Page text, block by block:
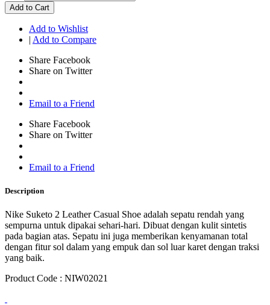
Add to Cart
Add to Wishlist
| Add to Compare
Share Facebook
Share on Twitter
Email to a Friend
Share Facebook
Share on Twitter
Email to a Friend
Description
Nike Suketo 2 Leather Casual Shoe adalah sepatu rendah yang
sempurna untuk dipakai sehari-hari. Dibuat dengan kulit sintetis
pada bagian atas. Sepatu ini juga memberikan kenyamanan total
dengan fitur sol dalam yang empuk dan sol luar karet dengan traksi
yang baik.
Product Code : NIW02021